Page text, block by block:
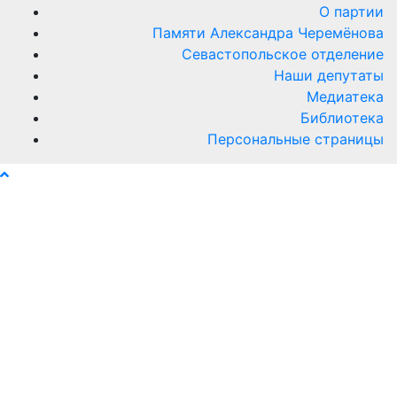
О партии
Памяти Александра Черемёнова
Севастопольское отделение
Наши депутаты
Медиатека
Библиотека
Персональные страницы